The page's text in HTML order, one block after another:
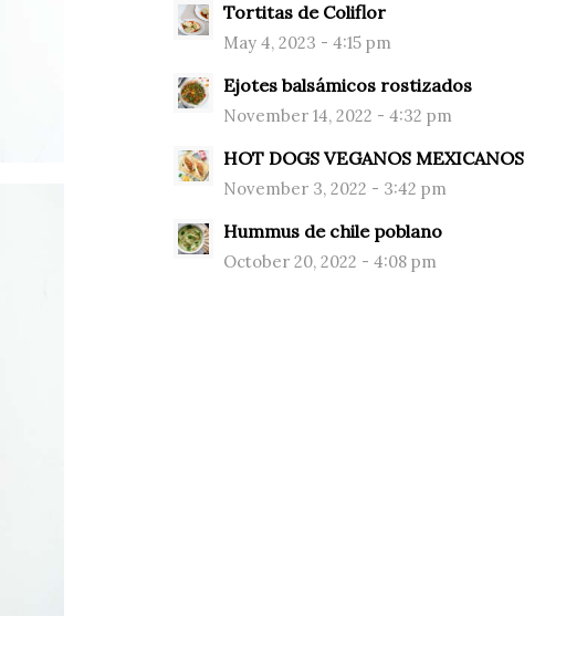
Tortitas de Coliflor
May 4, 2023 - 4:15 pm
Ejotes balsámicos rostizados
November 14, 2022 - 4:32 pm
HOT DOGS VEGANOS MEXICANOS
November 3, 2022 - 3:42 pm
Hummus de chile poblano
October 20, 2022 - 4:08 pm